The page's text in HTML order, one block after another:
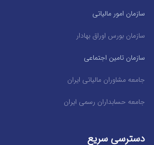
سازمان امور مالیاتی
سازمان بورس اوراق بهادار
سازمان تامین اجتماعی
جامعه مشاوران مالیاتی ایران
جامعه حسابداران رسمی ایران
دسترسی سریع